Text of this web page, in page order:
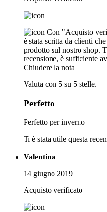
Con "Acquisto
è stata scritta da clienti
prodotto sul nostro shop.
recensione, è sufficiente
Chiudere la nota
Valuta con 5 su 5 stelle.
Perfetto
Perfetto per inverno
Ti è stata utile questa
Valentina
14 giugno 2019
Acquisto verificato